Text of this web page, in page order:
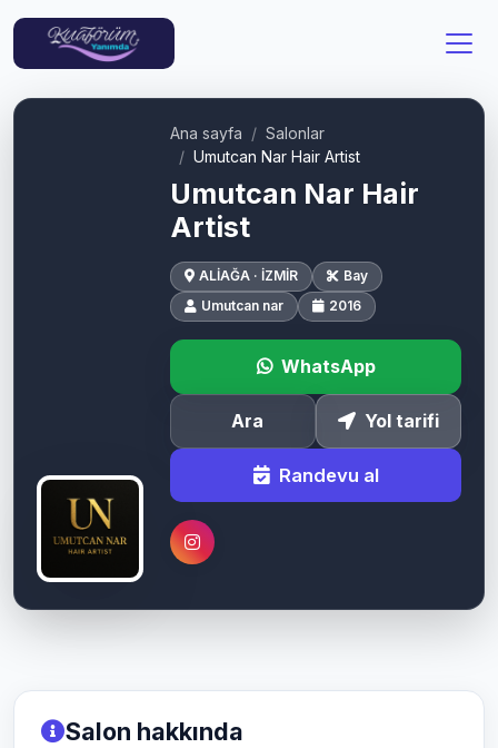
Ana sayfa
Salonlar
Umutcan Nar Hair Artist
Umutcan Nar Hair
Artist
ALİAĞA · İZMİR
Bay
Umutcan nar
2016
WhatsApp
Ara Yol tarifi
Randevu al
Salon hakkında